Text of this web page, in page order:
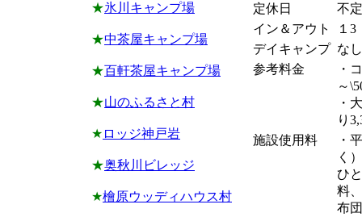
定休日
不
イン＆アウト
１
デイキャンプ なし
参考料金
・
～
・
り
施設使用料
・
く）
ひ
料
布
★氷川キャンプ場
★中茶屋キャンプ場
★百軒茶屋キャンプ場
★山のふるさと村
★ ロッジ神戸岩
★奥秋川ビレッジ
★檜原ウッディハウス村